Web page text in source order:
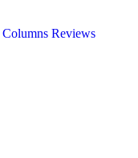
Columns Reviews